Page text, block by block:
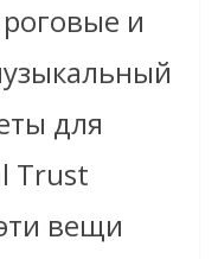
и
для
Trust
вещи